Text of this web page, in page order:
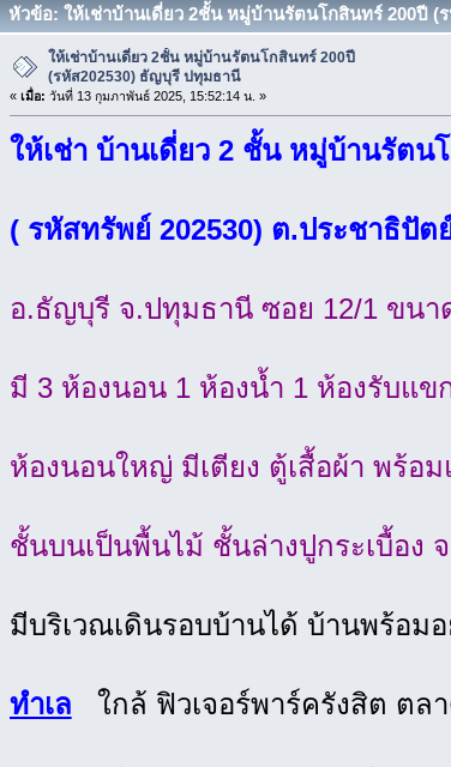
หัวข้อ: ให้เช่าบ้านเดี่ยว 2ชั้น หมู่บ้านรัตนโกสินทร์ 200ปี (
ให้เช่าบ้านเดี่ยว 2ชั้น หมู่บ้านรัตนโกสินทร์ 200ปี
(รหัส202530) ธัญบุรี ปทุมธานี
« เมื่อ: วันที่ 13 กุมภาพันธ์ 2025, 15:52:14 น. »
ให้เช่า บ้านเดี่ยว 2 ชั้น หมู่บ้านรัตน
( รหัสทรัพย์ 202530) ต.ประชาธิปัต
อ.ธัญบุรี จ.ปทุมธานี ซอย 12/1 ขนา
มี 3 ห้องนอน 1 ห้องน้ำ 1 ห้องรับแข
ห้องนอนใหญ่ มีเตียง ตู้เสื้อผ้า พร้อม
ชั้นบนเป็นพื้นไม้ ชั้นล่างปูกระเบื้อง
มีบริเวณเดินรอบบ้านได้ บ้านพร้อม
ทำเล ใกล้ ฟิวเจอร์พาร์ครังสิต ตล